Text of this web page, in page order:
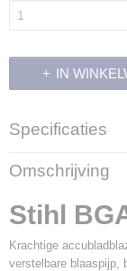
IN
Specificaties
Productcode
BA04 011 5940
Omschrijving
Stihl
Krachtige
verstelbare blaaspijp,